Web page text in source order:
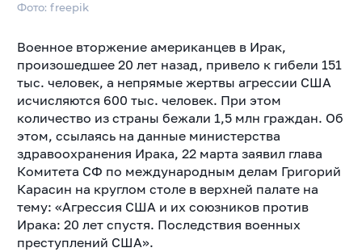
Фото: freepik
Военное вторжение американцев в Ирак,
произошедшее 20 лет назад, привело к гибели 151
тыс. человек, а непрямые жертвы агрессии США
исчисляются 600 тыс. человек. При этом
количество из страны бежали 1,5 млн граждан. Об
этом, ссылаясь на данные министерства
здравоохранения Ирака, 22 марта заявил глава
Комитета СФ по международным делам Григорий
Карасин на круглом столе в верхней палате на
тему: «Агрессия США и их союзников против
Ирака: 20 лет спустя. Последствия военных
преступлений США».